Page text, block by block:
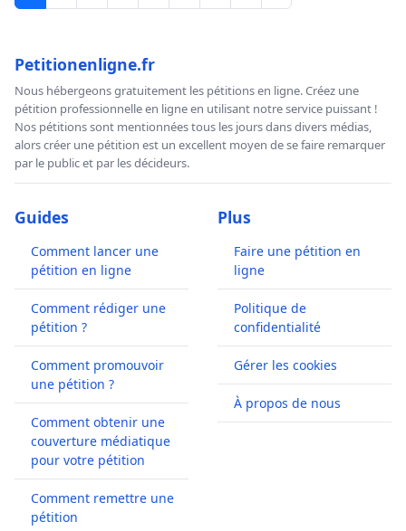
Petitionenligne.fr
Nous hébergeons gratuitement les pétitions en ligne. Créez une
pétition professionnelle en ligne en utilisant notre service puissant !
Nos pétitions sont mentionnées tous les jours dans divers médias,
alors créer une pétition est un excellent moyen de se faire remarquer
par le public et par les décideurs.
Guides
Comment lancer une
pétition en ligne
Comment rédiger une
pétition ?
Comment promouvoir
une pétition ?
Comment obtenir une
couverture médiatique
pour votre pétition
Comment remettre une
pétition
Plus
Faire une pétition en
ligne
Politique de
confidentialité
Gérer les cookies
À propos de nous